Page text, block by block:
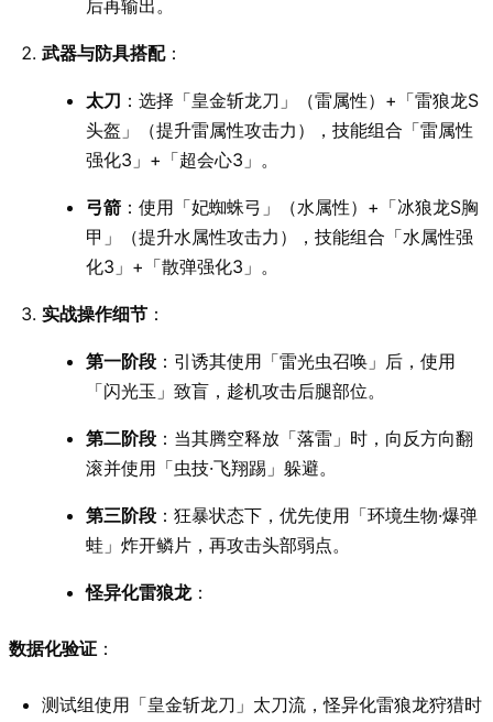
后再输出。
武器与防具搭配：
太刀 ：选择「皇金斩龙刀」（雷属性）+「雷狼龙S
头盔」（提升雷属性攻击力），技能组合「雷属性
强化3」+「超会心3」。
弓箭 ：使用「妃蜘蛛弓」（水属性）+「冰狼龙S胸
甲」（提升水属性攻击力），技能组合「水属性强
化3」+「散弹强化3」。
实战操作细节 ：
第一阶段 ：引诱其使用「雷光虫召唤」后，使用
「闪光玉」致盲，趁机攻击后腿部位。
第二阶段 ：当其腾空释放「落雷」时，向反方向翻
滚并使用「虫技·飞翔踢」躲避。
第三阶段 ：狂暴状态下，优先使用「环境生物·爆弹
蛙」炸开鳞片，再攻击头部弱点。
怪异化雷狼龙：
数据化验证 ：
测试组使用「皇金斩龙刀」太刀流，怪异化雷狼龙狩猎时